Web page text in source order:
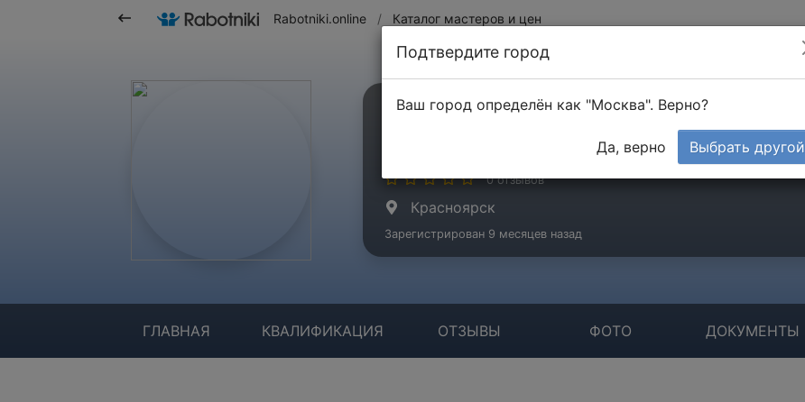
Rabotniki.online / Каталог мастеров и цен
Ремонт
0 отзывов
Красноярск
Зарегистрирован 9 месяцев назад
ГЛАВНАЯ КВАЛИФИКАЦИЯ ОТЗЫВЫ ФОТО ДОКУМЕНТЫ
Подтвердите город
Ваш город определён как "Москва". Верно?
Да, верно Выбрать другой